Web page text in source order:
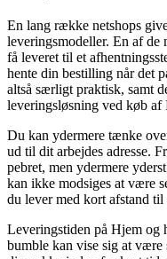
En lang række netshops
leveringsmodeller. En af
få leveret til et
hente din bestilling når det
altså særligt praktisk, samt
leveringsløsning ved køb af
Du kan ydermere tænke
ud til dit arbejdes adresse.
pebret, men ydermere
kan ikke modsiges at være
du lever med kort afstand til
Leveringstiden på Hjem og
bumble kan vise sig at være